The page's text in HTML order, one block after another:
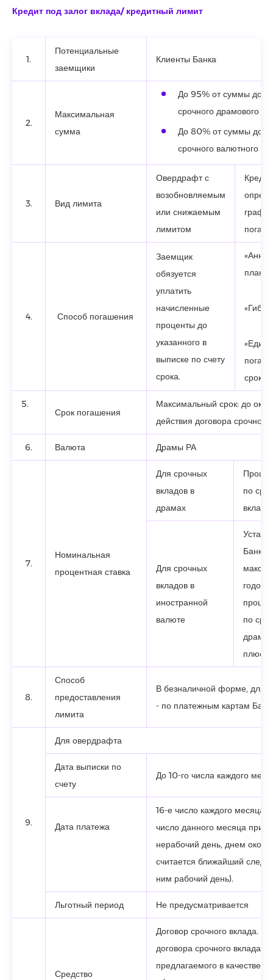
Кредит под залог вклада/ кредитный лимит
1.
Потенциальные
заемщики
Клиенты Банка
2.
Максимальная
сумма
До 95% от суммы
срочного драмового
До 80% от суммы
срочного валютного
3. Вид лимита
Овердрафт с
возобновляемым
или снижаемым
лимитом
4. Способ погашения
Заемщик
обязуется
уплатить
начисленные
проценты до
указанного в
выписке по счету
срока.
план
срока
5.
Срок погашения
Максимальный срок: до
действия договора срочного
6. Валюта Драмы РА
7.
Номинальная
процентная ставка
Для срочных
вкладов в
драмах
по
Для срочных
вкладов в
иностранной
валюте
Банком
по
плюс
8.
Способ
предоставления
лимита
В безналичной форме, для
- по платежным картам
9.
Для овердрафта
Дата выписки по
счету
До 10-го числа каждого
Дата платежа
16-е число каждого месяца
число данного месяца
нерабочий день, днем
считается ближайший
ним рабочий день).
Льготный период Не предусматривается
Средство
Договор срочного вклада.
договора срочного вклада,
предлагаемого в качестве